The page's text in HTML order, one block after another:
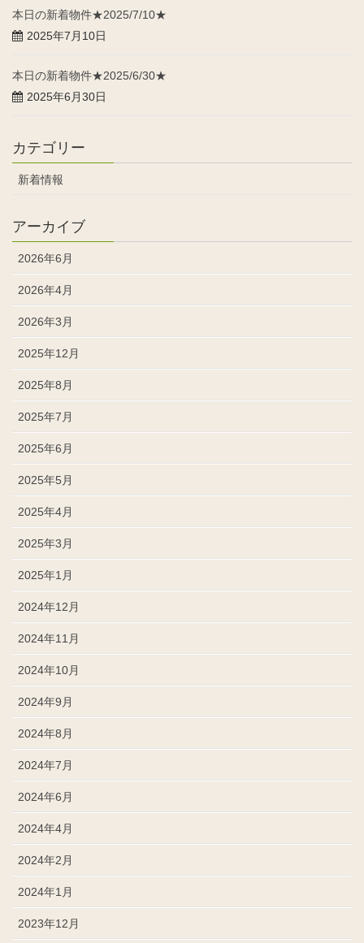
本日の新着物件★2025/7/10★
2025年7月10日
本日の新着物件★2025/6/30★
2025年6月30日
カテゴリー
新着情報
アーカイブ
2026年6月
2026年4月
2026年3月
2025年12月
2025年8月
2025年7月
2025年6月
2025年5月
2025年4月
2025年3月
2025年1月
2024年12月
2024年11月
2024年10月
2024年9月
2024年8月
2024年7月
2024年6月
2024年4月
2024年2月
2024年1月
2023年12月